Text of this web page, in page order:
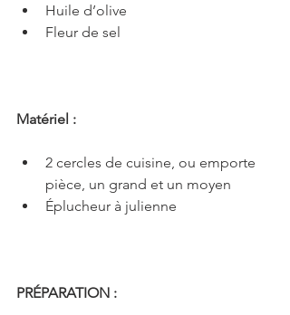
Huile d’olive
Fleur de sel
Matériel :
2 cercles de cuisine, ou emporte
pièce, un grand et un moyen
Éplucheur à julienne
PRÉPARATION :